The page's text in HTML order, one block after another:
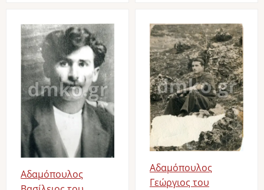
Image
Αδαμόπουλος
Image
Αδαμόπουλος
Γεώργιος του